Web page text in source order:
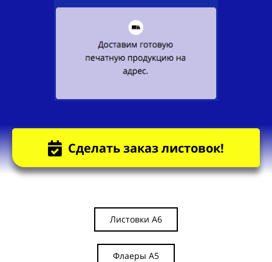
Сделать заказ листовок!
Листовки А6
Флаеры А5